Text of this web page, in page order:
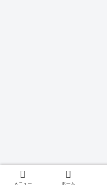
メニュー ホーム